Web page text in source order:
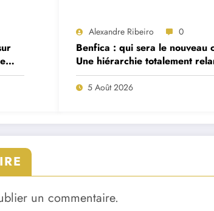
Alexandre Ribeiro 0
Benfica : qui sera le nouveau
Une hiérarchie totalement
deux départs majeurs
5 Août 2026
un commentaire.